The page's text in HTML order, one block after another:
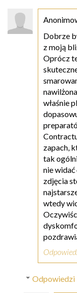
Dobrze
z moją
Oprócz
właśnie
zapach,
tak
nie
zdjęcia
wtedy
Odpowiedzi